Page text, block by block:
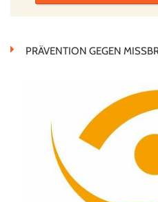
PRÄVENTION GEGEN